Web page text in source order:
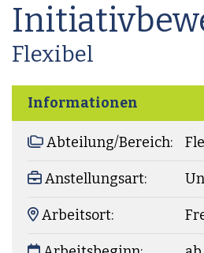
Flexibel
Informationen
Abteilung/Bereich:
Anstellungsart:
Arbeitsort: